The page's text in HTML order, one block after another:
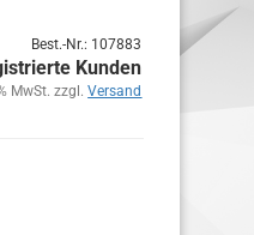
Best.-Nr.: 107883
Kunden
MwSt. zzgl.Versand